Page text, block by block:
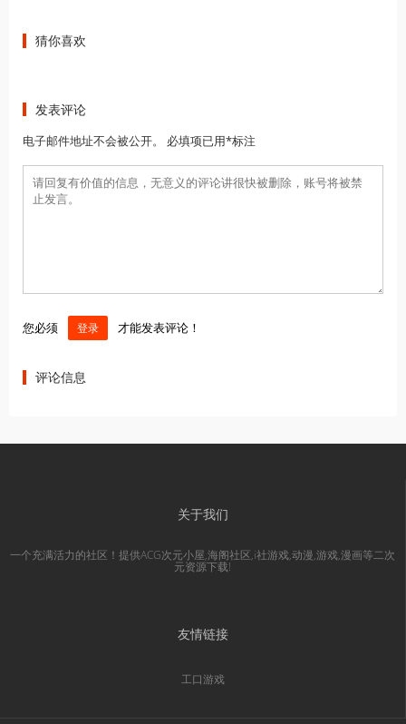
猜你喜欢
发表评论
电子邮件地址不会被公开。 必填项已用*标注
您必须 登录 才能发表评论！
评论信息
关于我们
一个充满活力的社区！提供ACG次元小屋,海阁社区,i社游戏,动漫,游戏,漫画等二次
元资源下载!
友情链接
工口游戏